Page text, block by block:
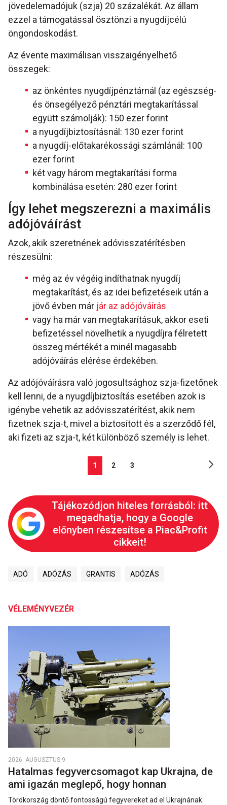
jövedelemadójuk (szja) 20 százalékát. Az állam
ezzel a támogatással ösztönzi a nyugdíjcélú
öngondoskodást.
Az évente maximálisan visszaigényelhető
összegek:
az önkéntes nyugdíjpénztárnál (az egészség-
és önsegélyező pénztári megtakarítással
együtt számolják): 150 ezer forint
a nyugdíjbiztosításnál: 130 ezer forint
a nyugdíj-előtakarékossági számlánál: 100
ezer forint
két vagy három megtakarítási forma
kombinálása esetén: 280 ezer forint
Így lehet megszerezni a maximális
adójóváírást
Azok, akik szeretnének adóvisszatérítésben
részesülni:
még az év végéig indíthatnak nyugdíj
megtakarítást, és az idei befizetéseik után a
jövő évben már jár az adójóváírás
vagy ha már van megtakarításuk, akkor eseti
befizetéssel növelhetik a nyugdíjra félretett
összeg mértékét a minél magasabb
adójóváírás elérése érdekében.
Az adójóváírásra való jogosultsághoz szja-fizetőnek
kell lenni, de a nyugdíjbiztosítás esetében azok is
igénybe vehetik az adóvisszatérítést, akik nem
fizetnek szja-t, mivel a biztosított és a szerződő fél,
aki fizeti az szja-t, két különböző személy is lehet.
1 2 3
Tájékozódjon hiteles forrásból: itt
megadhatja, hogy a Google
előnyben részesítse a Piac&Profit
cikkeit!
ADÓ ADÓZÁS GRANTIS ADÓZÁS
VÉLEMÉNYVEZÉR
2026. AUGUSZTUS 9.
Hatalmas fegyvercsomagot kap Ukrajna, de
ami igazán meglepő, hogy honnan
Törökország döntő fontosságú fegyvereket ad el Ukrajnának.